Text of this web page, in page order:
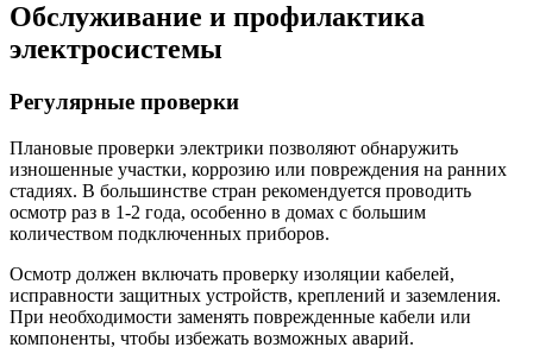
Обслуживание и профилактика
электросистемы
Регулярные проверки
Плановые проверки электрики позволяют обнаружить
изношенные участки, коррозию или повреждения на ранних
стадиях. В большинстве стран рекомендуется проводить
осмотр раз в 1-2 года, особенно в домах с большим
количеством подключенных приборов.
Осмотр должен включать проверку изоляции кабелей,
исправности защитных устройств, креплений и заземления.
При необходимости заменять поврежденные кабели или
компоненты, чтобы избежать возможных аварий.